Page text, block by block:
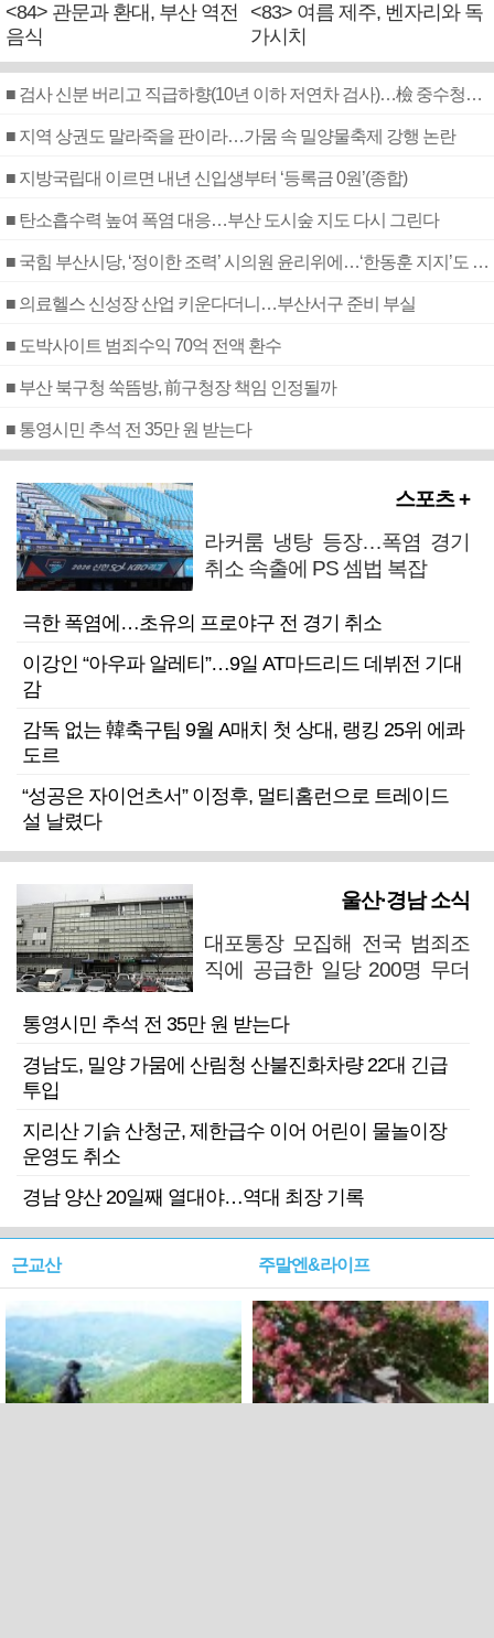
<84> 관문과 환대, 부산 역전
음식
<83> 여름 제주, 벤자리와 독
가시치
■ 검사 신분 버리고 직급하향(10년 이하 저연차 검사)…檢 중수청행 기피
■ 지역 상권도 말라죽을 판이라…가뭄 속 밀양물축제 강행 논란
■ 지방국립대 이르면 내년 신입생부터 ‘등록금 0원’(종합)
■ 탄소흡수력 높여 폭염 대응…부산 도시숲 지도 다시 그린다
■ 국힘 부산시당, ‘정이한 조력’ 시의원 윤리위에…‘한동훈 지지’도 신고접수
■ 의료헬스 신성장 산업 키운다더니…부산서구 준비 부실
■ 도박사이트 범죄수익 70억 전액 환수
■ 부산 북구청 쑥뜸방, 前구청장 책임 인정될까
■ 통영시민 추석 전 35만 원 받는다
스포츠 +
라커룸 냉탕 등장…폭염 경기
취소 속출에 PS 셈법 복잡
극한 폭염에…초유의 프로야구 전 경기 취소
이강인 “아우파 알레티”…9일 AT마드리드 데뷔전 기대
감
감독 없는 韓축구팀 9월 A매치 첫 상대, 랭킹 25위 에콰
도르
“성공은 자이언츠서” 이정후, 멀티홈런으로 트레이드
설 날렸다
울산·경남 소식
대포통장 모집해 전국 범죄조
직에 공급한 일당 200명 무더
통영시민 추석 전 35만 원 받는다
경남도, 밀양 가뭄에 산림청 산불진화차량 22대 긴급
투입
지리산 기슭 산청군, 제한급수 이어 어린이 물놀이장
운영도 취소
경남 양산 20일째 열대야…역대 최장 기록
근교산 주말엔&라이프